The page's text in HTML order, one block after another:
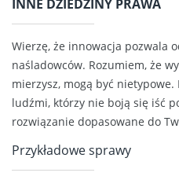
INNE DZIEDZINY PRAWA
Wierzę, że innowacja pozwala
naśladowców. Rozumiem, że
mierzysz, mogą być nietypowe.
ludźmi, którzy nie boją się iść
rozwiązanie dopasowane do
Przykładowe sprawy